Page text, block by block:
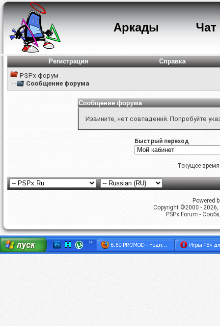
Аркады Чат
Регистрация
Справка
PSPx форум
Сообщение форума
Сообщение форума
Извините, нет совпадений. Попробуйте
Быстрый переход
Текущее
Powered
Copyright ©2000 -
PSPx Forum -